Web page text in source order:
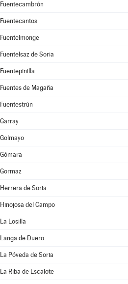
Fuentecambrón
Fuentecantos
Fuentelmonge
Fuentelsaz de Soria
Fuentepinilla
Fuentes de Magaña
Fuentestrún
Garray
Golmayo
Gómara
Gormaz
Herrera de Soria
Hinojosa del Campo
La Losilla
Langa de Duero
La Póveda de Soria
La Riba de Escalote